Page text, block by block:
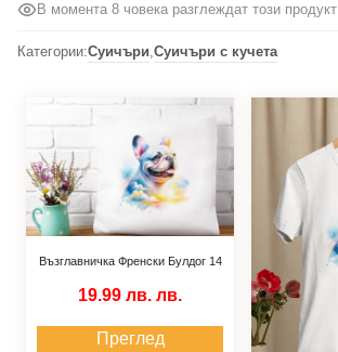
В момента 7 човека разглеждат този продукт
Категории:Суичъри,Суичъри с кучета
Възглавничка Френски Булдог 14
19.99 лв. лв.
Преглед